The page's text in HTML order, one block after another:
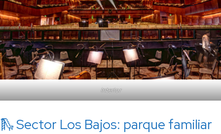
Interior
🛝 Sector Los Bajos: parque familiar